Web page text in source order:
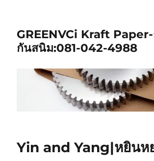
GREENVCi Kraft
กันสนิม:081-042-4988
Yin and Yang|หยินห